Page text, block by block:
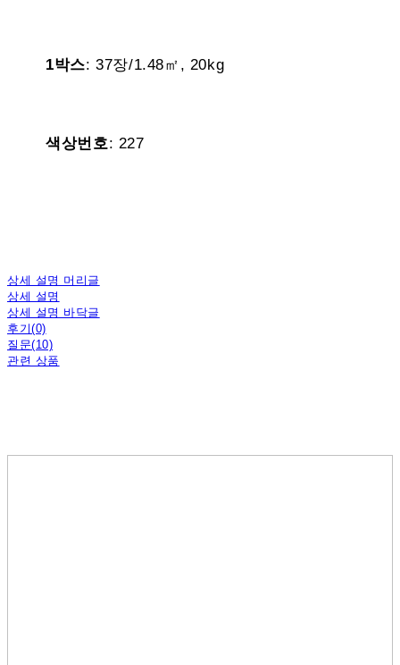
1박스: 37장/1.48㎡, 20kg
색상번호: 227
상세 설명 머리글
상세 설명
상세 설명 바닥글
후기(0)
질문(10)
관련 상품